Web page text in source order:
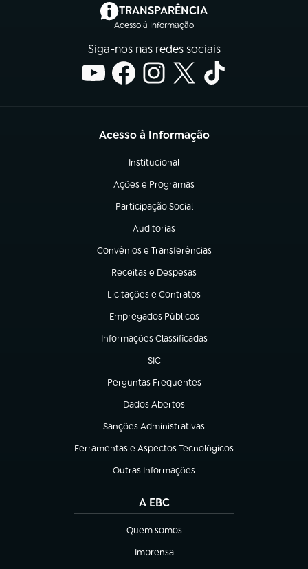
TRANSPARÊNCIA
Acesso à Informação
(abre em nova aba)
Siga-nos nas redes sociais
Acesso à Informação
Institucional
(abre em nova aba)
Ações e Programas
(abre em nova aba)
Participação Social
(abre em nova aba)
Auditorias
(abre em nova aba)
Convênios e Transferências
(abre em nova aba)
Receitas e Despesas
(abre em nova aba)
Licitações e Contratos
(abre em nova aba)
Empregados Públicos
(abre em nova aba)
Informações Classificadas
(abre em nova aba)
SIC
(abre em nova aba)
Perguntas Frequentes
(abre em nova aba)
Dados Abertos
(abre em nova aba)
Sanções Administrativas
(abre em nova aba)
Ferramentas e Aspectos Tecnológicos
(abre em nova aba)
Outras Informações
(abre em nova aba)
A EBC
Quem somos
(abre em nova aba)
Imprensa
(abre em nova aba)